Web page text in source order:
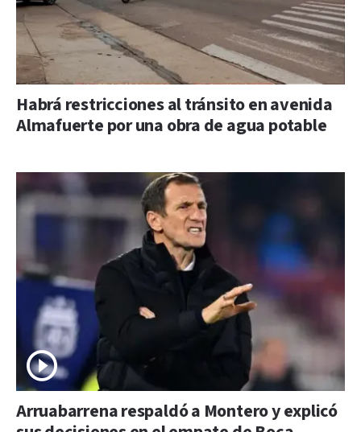
Habrá restricciones al tránsito en avenida
Almafuerte por una obra de agua potable
Arruabarrena respaldó a Montero y explicó